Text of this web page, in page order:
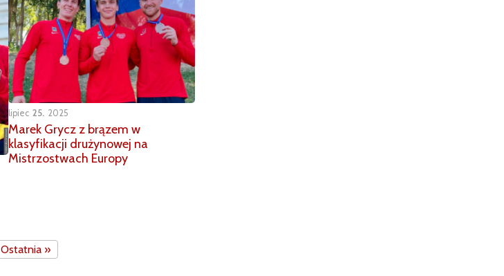
lipiec 25 2025
Marek Grycz z brązem w
klasyfikacji drużynowej na
Mistrzostwach Europy
Ostatnia »